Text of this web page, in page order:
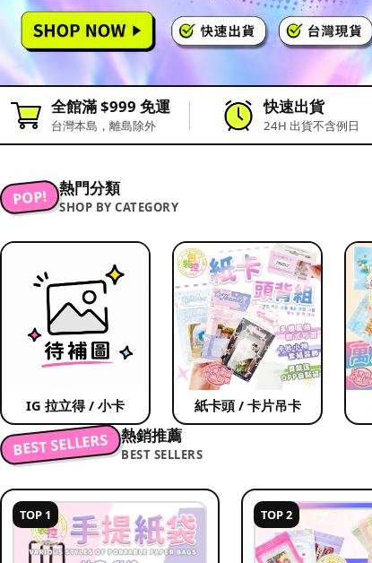
全館滿 $999 免運
台灣本島，離島除外
快速出貨
24H 出貨不含例日
POP! 熱門分類
SHOP BY CATEGORY
IG 拉立得 / 小卡 紙卡頭 / 卡片吊卡
BEST SELLERS 熱銷推薦
BEST SELLERS
TOP 1 TOP 2